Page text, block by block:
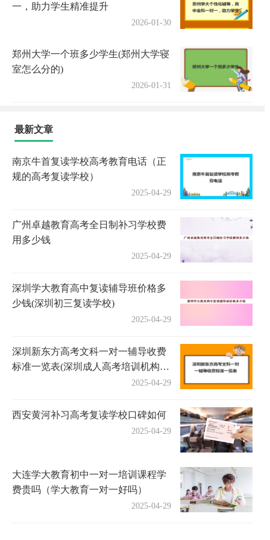
一，助力学生精准提升
2026-01-30
郑州大学一个班多少学生(郑州大学寝
室怎么分的)
2026-01-31
最新文章
南京牛首复读学校高考教育电话（正
规的高考复读学校）
2025-04-29
广州卓越教育高考全日制补习学校费
用多少钱
2025-04-29
深圳学大教育高中复读辅导班价格多
少钱(深圳初三复读学校)
2025-04-29
深圳新东方高考文科一对一辅导收费
标准一览表(深圳成人高考培训机构有
2025-04-29
西安黄河补习高考复读学校口碑如何
2025-04-29
大连学大教育初中一对一培训课程学
费贵吗（学大教育一对一好吗）
2025-04-29